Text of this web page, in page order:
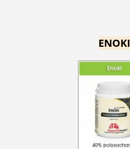
ENOKI